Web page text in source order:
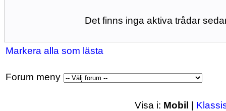
Det finns inga aktiva trådar
Markera alla som lästa
Forum meny
Visa i: Mobil |